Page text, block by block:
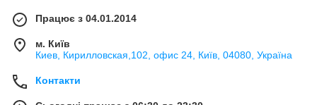
Працює з 04.01.2014
м. Київ
Киев, Кирилловская,102, офис 24, Київ, 04080, Україна
Контакти